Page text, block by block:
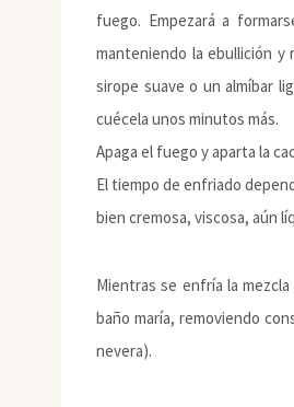
fuego. Empezará a
manteniendo la ebullición y
sirope suave o un almíbar
cuécela unos minutos más.
Apaga el fuego y aparta la
El tiempo de enfriado
bien cremosa, viscosa, aún
Mientras se enfría la
baño maría, removiendo
nevera).